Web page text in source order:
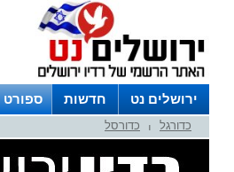
ירושלים נט חדשות ספורט
לפרסום ברדיו צרו קשר
כדורגל כדורסל